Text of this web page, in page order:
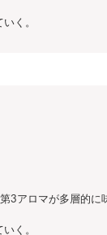
く。
3アロマが多層的に
く。